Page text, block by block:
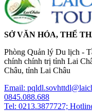
SỞ VĂN HÓA, THỂ
Phòng Quản lý Du lịch -
chính chính trị tỉnh Lai
Châu, tỉnh Lai Châu
Email:
0845.088.688
Tel: 0213.3877727;